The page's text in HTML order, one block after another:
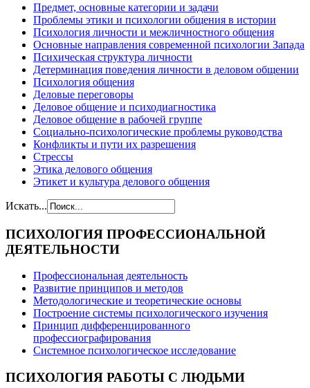
Предмет, основные категории и задачи
Проблемы этики и психологии общения в истории
Психология личности и межличностного общения
Основные направления современной психологии Запада
Психическая структура личности
Детерминация поведения личности в деловом общении
Психология общения
Деловые переговоры
Деловое общение и психодиагностика
Деловое общение в рабочей группе
Cоциально-психологические проблемы руководства
Конфликты и пути их разрешения
Стрессы
Этика делового общения
Этикет и культура делового общения
Искать...
ПСИХОЛОГИЯ ПРОФЕССИОНАЛЬНОЙ
ДЕЯТЕЛЬНОСТИ
Профессиональная деятельность
Развитие принципов и методов
Методологические и теоретические основы
Построение системы психологического изучения
Принцип дифференцированного
профессиографирования
Системное психологическое исследование
ПСИХОЛОГИЯ РАБОТЫ С ЛЮДЬМИ